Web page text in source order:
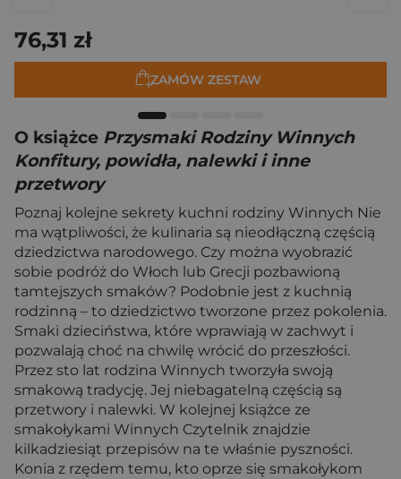
76,31 zł
ZAMÓW ZESTAW
O książce Przysmaki Rodziny Winnych
Konfitury, powidła, nalewki i inne
przetwory
Poznaj kolejne sekrety kuchni rodziny Winnych Nie
ma wątpliwości, że kulinaria są nieodłączną częścią
dziedzictwa narodowego. Czy można wyobrazić
sobie podróż do Włoch lub Grecji pozbawioną
tamtejszych smaków? Podobnie jest z kuchnią
rodzinną – to dziedzictwo tworzone przez pokolenia.
Smaki dzieciństwa, które wprawiają w zachwyt i
pozwalają choć na chwilę wrócić do przeszłości.
Przez sto lat rodzina Winnych tworzyła swoją
smakową tradycję. Jej niebagatelną częścią są
przetwory i nalewki. W kolejnej książce ze
smakołykami Winnych Czytelnik znajdzie
kilkadziesiąt przepisów na te właśnie pyszności.
Konia z rzędem temu, kto oprze się smakołykom